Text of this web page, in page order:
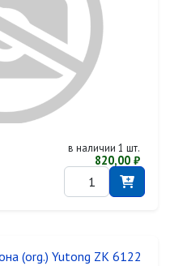
в наличии 1 шт.
820,00 ₽
(org.) Yutong ZK 6122